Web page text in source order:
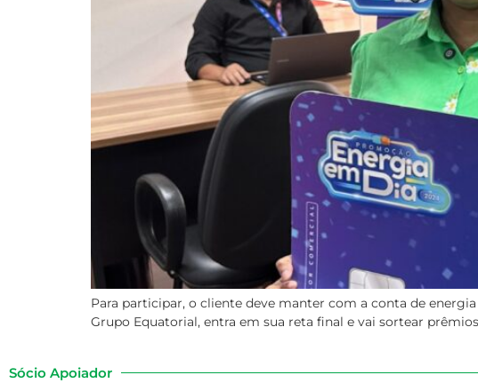
Para participar, o cliente deve manter com a conta de
Grupo Equatorial, entra em sua reta final e vai sortear
Sócio Apoiador